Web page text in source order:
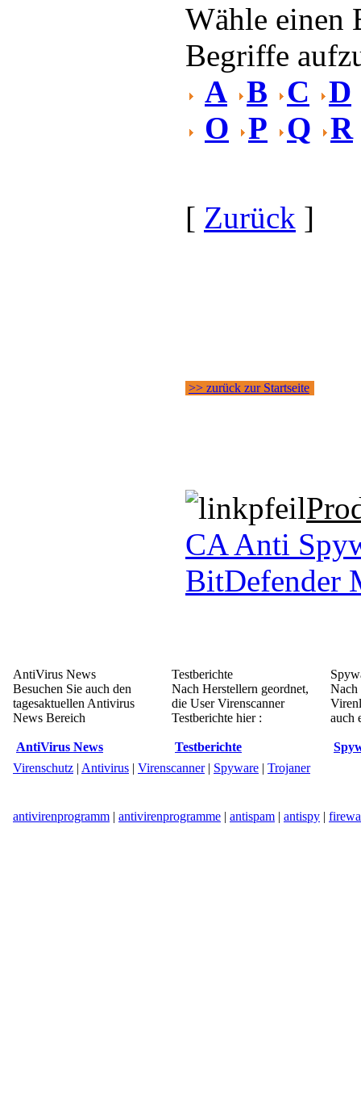
Wähle einen
Begriffe
A B C
D
O P Q R
[ Zurück ]
>> zurück zur Startseite
CA Anti
BitDefender
AntiVirus News
Besuchen Sie auch den
tagesaktuellen Antivirus
News Bereich
AntiVirus News
Testberichte
Nach Herstellern geordnet,
die User Virenscanner
Testberichte hier :
Testberichte
Nach
auch
Virenschutz | Antivirus | Virenscanner| Spyware | Trojaner
antivirenprogramm | antivirenprogramme | antispam | antispy |